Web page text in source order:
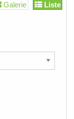
Galerie
Liste